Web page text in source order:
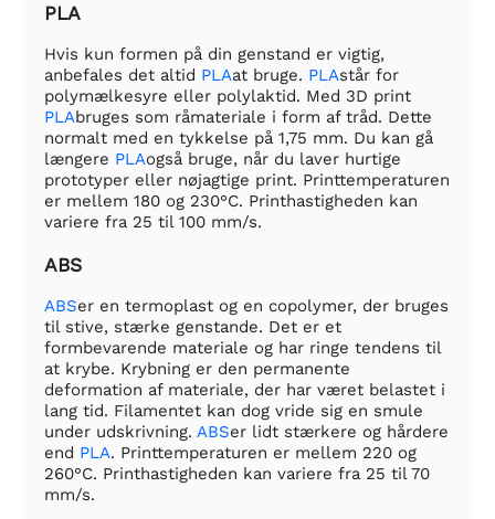
PLA
Hvis kun formen på din genstand er vigtig,
anbefales det altid PLAat bruge. PLAstår for
polymælkesyre eller polylaktid. Med 3D print
PLAbruges som råmateriale i form af tråd. Dette
normalt med en tykkelse på 1,75 mm. Du kan gå
længere PLAogså bruge, når du laver hurtige
prototyper eller nøjagtige print. Printtemperaturen
er mellem 180 og 230°C. Printhastigheden kan
variere fra 25 til 100 mm/s.
ABS
ABSer en termoplast og en copolymer, der bruges
til stive, stærke genstande. Det er et
formbevarende materiale og har ringe tendens til
at krybe. Krybning er den permanente
deformation af materiale, der har været belastet i
lang tid. Filamentet kan dog vride sig en smule
under udskrivning. ABSer lidt stærkere og hårdere
end PLA. Printtemperaturen er mellem 220 og
260°C. Printhastigheden kan variere fra 25 til 70
mm/s.